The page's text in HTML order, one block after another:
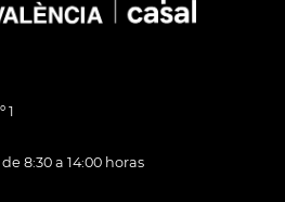
1
8:30 a 14:00 horas